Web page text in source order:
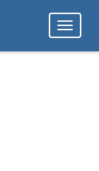
Toggle